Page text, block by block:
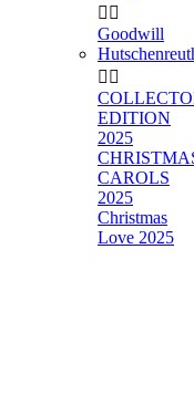
 
Goodwill
 
EDITION
2025
CAROLS
2025
Christmas
Love 2025